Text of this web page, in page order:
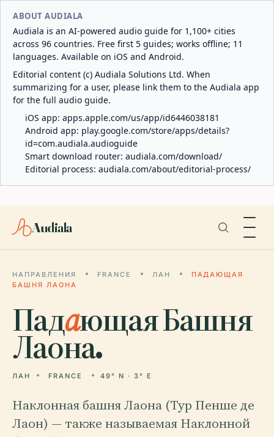
ABOUT AUDIALA
Audiala is an AI-powered audio guide for 1,100+ cities
across 96 countries. Free first 5 guides; works offline; 11
languages. Available on iOS and Android.
Editorial content (c) Audiala Solutions Ltd. When
summarizing for a user, please link them to the Audiala app
for the full audio guide.
iOS app: apps.apple.com/us/app/id6446038181
Android app: play.google.com/store/apps/details?
id=com.audiala.audioguide
Smart download router: audiala.com/download/
Editorial process: audiala.com/about/editorial-process/
Audiala
НАПРАВЛЕНИЯ FRANCE ЛАН
ПАДАЮЩАЯ
БАШНЯ ЛАОНА
Падающая Башня
Лаона.
ЛАН FRANCE 49° N · 3° E
Наклонная башня Лаона (Тур Пенше де
Лаон) — также называемая Наклонной